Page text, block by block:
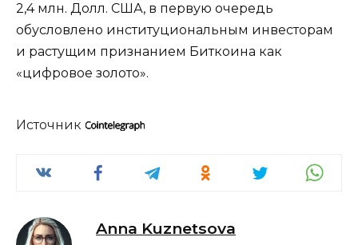
2,4 млн. Долл. США, в первую очередь
обусловлено институциональным инвесторам
и растущим признанием Биткоина как
«цифровое золото».
Источник
Anna Kuznetsova